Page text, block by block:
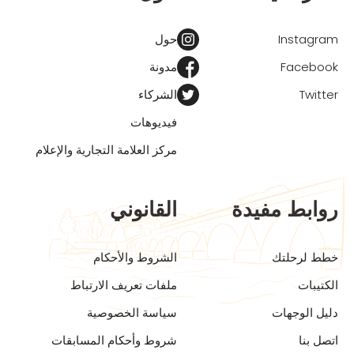
Instagram
Facebook
Twitter
حول
مدونة
الشركاء
فيديوهات
مركز العلامة التجارية والإعلام
روابط مفيدة
خطط لرحلتك
الكتيبات
دليل الوجهات
اتصل بنا
القانوني
الشروط والأحكام
ملفات تعريف الارتباط
سياسة الخصوصية
شروط وأحكام المسابقات